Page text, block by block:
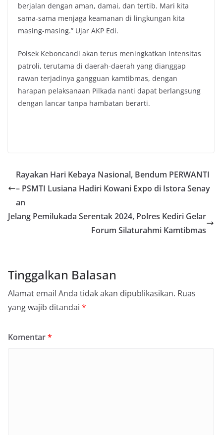
berjalan dengan aman, damai, dan tertib. Mari kita
sama-sama menjaga keamanan di lingkungan kita
masing-masing.” Ujar AKP Edi.
Polsek Keboncandi akan terus meningkatkan intensitas
patroli, terutama di daerah-daerah yang dianggap
rawan terjadinya gangguan kamtibmas, dengan
harapan pelaksanaan Pilkada nanti dapat berlangsung
dengan lancar tanpa hambatan berarti.
Rayakan Hari Kebaya Nasional, Bendum PERWANTI
– PSMTI Lusiana Hadiri Kowani Expo di Istora Senay
an
Jelang Pemilukada Serentak 2024, Polres Kediri Gelar
Forum Silaturahmi Kamtibmas
Tinggalkan Balasan
Alamat email Anda tidak akan dipublikasikan. Ruas
yang wajib ditandai *
Komentar*